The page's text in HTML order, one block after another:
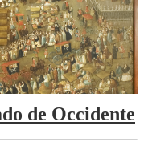
de Occidente